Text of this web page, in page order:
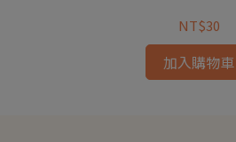
NT$30
加入購物車